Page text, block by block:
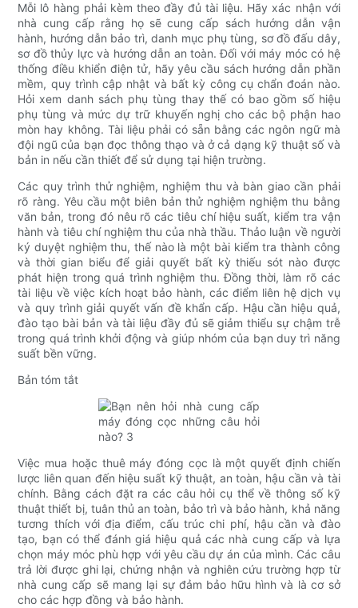
Mỗi lô hàng phải kèm theo đầy đủ tài liệu. Hãy xác nhận với
nhà cung cấp rằng họ sẽ cung cấp sách hướng dẫn vận
hành, hướng dẫn bảo trì, danh mục phụ tùng, sơ đồ đấu dây,
sơ đồ thủy lực và hướng dẫn an toàn. Đối với máy móc có hệ
thống điều khiển điện tử, hãy yêu cầu sách hướng dẫn phần
mềm, quy trình cập nhật và bất kỳ công cụ chẩn đoán nào.
Hỏi xem danh sách phụ tùng thay thế có bao gồm số hiệu
phụ tùng và mức dự trữ khuyến nghị cho các bộ phận hao
mòn hay không. Tài liệu phải có sẵn bằng các ngôn ngữ mà
đội ngũ của bạn đọc thông thạo và ở cả dạng kỹ thuật số và
bản in nếu cần thiết để sử dụng tại hiện trường.
Các quy trình thử nghiệm, nghiệm thu và bàn giao cần phải
rõ ràng. Yêu cầu một biên bản thử nghiệm nghiệm thu bằng
văn bản, trong đó nêu rõ các tiêu chí hiệu suất, kiểm tra vận
hành và tiêu chí nghiệm thu của nhà thầu. Thảo luận về người
ký duyệt nghiệm thu, thế nào là một bài kiểm tra thành công
và thời gian biểu để giải quyết bất kỳ thiếu sót nào được
phát hiện trong quá trình nghiệm thu. Đồng thời, làm rõ các
tài liệu về việc kích hoạt bảo hành, các điểm liên hệ dịch vụ
và quy trình giải quyết vấn đề khẩn cấp. Hậu cần hiệu quả,
đào tạo bài bản và tài liệu đầy đủ sẽ giảm thiểu sự chậm trễ
trong quá trình khởi động và giúp nhóm của bạn duy trì năng
suất bền vững.
Bản tóm tắt
Việc mua hoặc thuê máy đóng cọc là một quyết định chiến
lược liên quan đến hiệu suất kỹ thuật, an toàn, hậu cần và tài
chính. Bằng cách đặt ra các câu hỏi cụ thể về thông số kỹ
thuật thiết bị, tuân thủ an toàn, bảo trì và bảo hành, khả năng
tương thích với địa điểm, cấu trúc chi phí, hậu cần và đào
tạo, bạn có thể đánh giá hiệu quả các nhà cung cấp và lựa
chọn máy móc phù hợp với yêu cầu dự án của mình. Các câu
trả lời được ghi lại, chứng nhận và nghiên cứu trường hợp từ
nhà cung cấp sẽ mang lại sự đảm bảo hữu hình và là cơ sở
cho các hợp đồng và bảo hành.